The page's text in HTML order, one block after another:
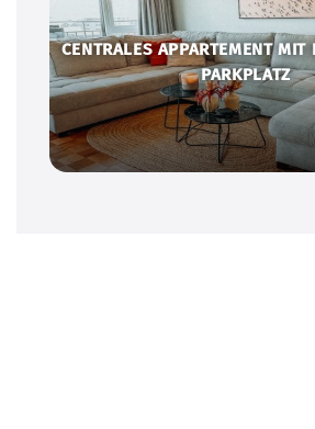
CENTRALES APPARTEMENT MIT
PARKPLATZ